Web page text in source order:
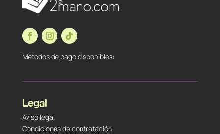
Métodos de pago disponibles:
Legal
Aviso legal
Condiciones de contratación